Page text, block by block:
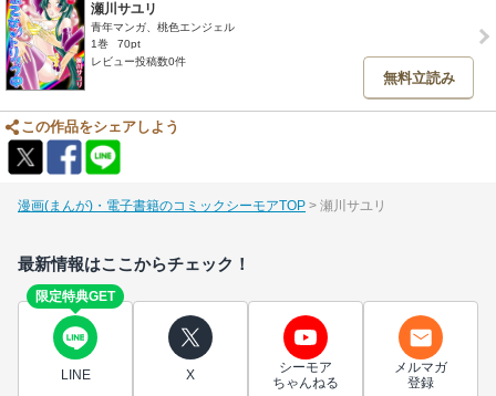
瀬川サユリ
青年マンガ、桃色エンジェル
1巻
70pt
レビュー投稿数0件
無料立読み
この作品をシェアしよう
漫画(まんが)・電子書籍のコミックシーモアTOP 瀬川サユリ
最新情報はここからチェック！
限定特典GET
LINE X
シーモア
ちゃんねる
メルマガ
登録